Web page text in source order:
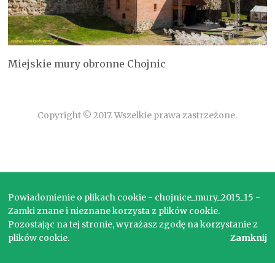
Miejskie mury obronne Chojnic
Copyright © 2017. Wszelkie prawa zastrzeżone.
Powiadomienie o plikach cookie - chojnice_mury_2015_15 -
Zamki znane i nieznane korzysta z plików cookie.
Pozostając na tej stronie, wyrażasz zgodę na korzystanie z
plików cookie.
Zamknij